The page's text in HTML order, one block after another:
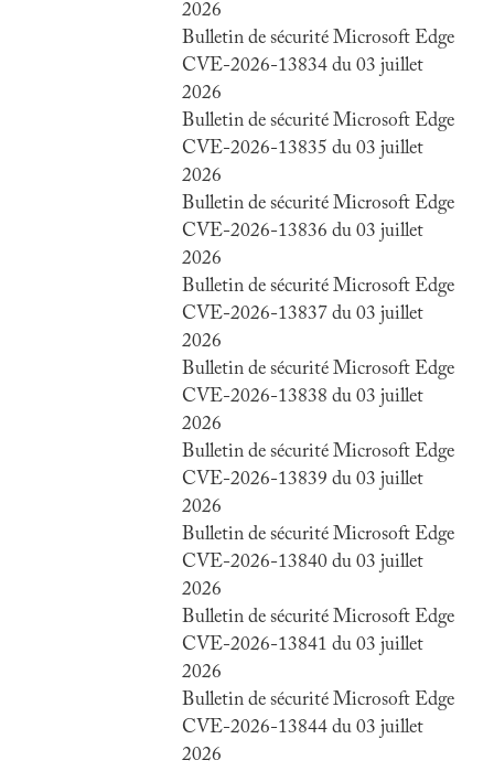
2026
Bulletin de sécurité Microsoft Edge
CVE-2026-13834 du 03 juillet
2026
Bulletin de sécurité Microsoft Edge
CVE-2026-13835 du 03 juillet
2026
Bulletin de sécurité Microsoft Edge
CVE-2026-13836 du 03 juillet
2026
Bulletin de sécurité Microsoft Edge
CVE-2026-13837 du 03 juillet
2026
Bulletin de sécurité Microsoft Edge
CVE-2026-13838 du 03 juillet
2026
Bulletin de sécurité Microsoft Edge
CVE-2026-13839 du 03 juillet
2026
Bulletin de sécurité Microsoft Edge
CVE-2026-13840 du 03 juillet
2026
Bulletin de sécurité Microsoft Edge
CVE-2026-13841 du 03 juillet
2026
Bulletin de sécurité Microsoft Edge
CVE-2026-13844 du 03 juillet
2026